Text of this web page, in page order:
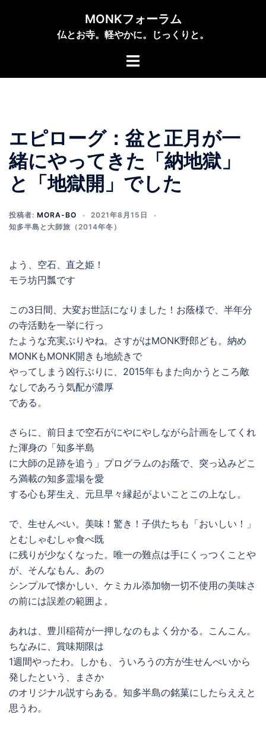
MONKフォーラム
仏とお寺。軽やかに。じっくりと。
ト
ュ
ー
エピローグ：盆と正月が一
緒にやってきた「納地獄」
と「地獄開」でした
投稿者: MORA-BO
2021年8月15日
知多半島と大師旅（2014年冬）
よう、空石、直之姫！
モラ坊円瓢です
この3日間、大変お世話になりました！お蔭様で、半年分
の寺活動を一挙に行っ
たような充実ぶりやね。さすがはMONK野郎ども。納め
MONKもMONK開きも地続きで
やってしまう凶行ぶりに、2015年もまた向かうところ敵
なしであろう気配が濃厚
である。
さらに、前日まで空石がにやにやしながら計画をしてくれ
た渾身の「知多半島
に大師の足跡を追う」プログラムのお蔭で、突っ込みどこ
ろ満載の知多霊場を愛
する心も芽生え、元旦早々縁起がよいことこの上なし。
で、生せんべい。美味！驚き！子供たちも「おいしい！」
とむしゃむしゃ食べ既
に残りが少なくなった。唯一の難点は手にくっつくことや
が、そんなもん、あの
シンプルで懐かしい、ケミカル添加物一切不使用の美味さ
の前には誤差の範囲よ。
あれは、豊川稲荷が一押しなのもよく分かる。こんこん。
ちなみに、賞味期限は
1週間やったわ。しかも、ういろうの方が生せんべいから
発したという、まさか
のオリジナル説すらある。知多半島の銘菓にしたらええと
思うわ。